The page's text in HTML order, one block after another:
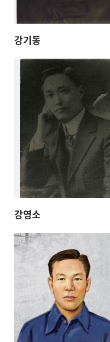
강기동
강영소